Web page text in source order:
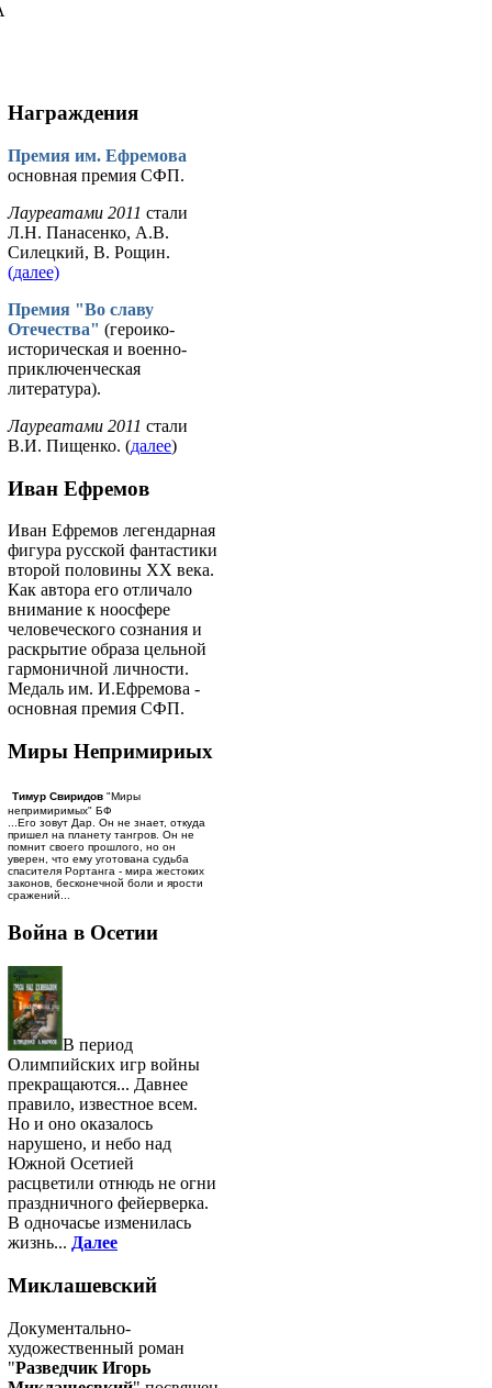
Награждения
Премия им. Ефремова
основная премия СФП.
Лауреатами 2011 стали
Л.Н. Панасенко, А.В.
Силецкий, В. Рощин.
(далее)
Премия "Во славу
Отечества" (героико-
историческая и военно-
приключенческая
литература).
Лауреатами 2011 стали
В.И. Пищенко. (далее)
Иван Ефремов
Иван Ефремов легендарная
фигура русской фантастики
второй половины ХХ века.
Как автора его отличало
внимание к ноосфере
человеческого сознания и
раскрытие образа цельной
гармоничной личности.
Медаль им. И.Ефремова -
основная премия СФП.
Миры Непримириых
Тимур Свиридов "Миры
непримиримых" БФ
...Его зовут Дар. Он не знает, откуда
пришел на планету тангров. Он не
помнит своего прошлого, но он
уверен, что ему уготована судьба
спасителя Рортанга - мира жестоких
законов, бесконечной боли и ярости
сражений...
Война в Осетии
В период
Олимпийских игр войны
прекращаются... Давнее
правило, известное всем.
Но и оно оказалось
нарушено, и небо над
Южной Осетией
расцветили отнюдь не огни
праздничного фейерверка.
В одночасье изменилась
жизнь... Далее
Миклашевский
Документально-
художественный роман
"Разведчик Игорь